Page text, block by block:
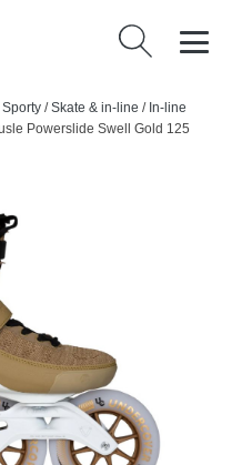
Vyhledávání
Sporty /Skate & in-line / In-line
Powerslide Swell Gold 125